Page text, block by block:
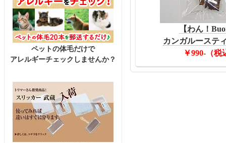
【わん！
カンガルーステ
￥990-（税
ペットの体毛だけで
アレルギーチェックしませんか？